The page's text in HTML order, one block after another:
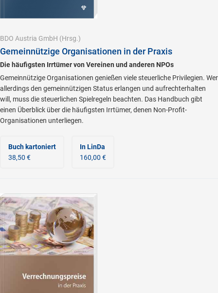
BDO Austria GmbH (Hrsg.)
Gemeinnützige Organisationen in der Praxis
Die häufigsten Irrtümer von Vereinen und anderen NPOs
Gemeinnützige Organisationen genießen viele steuerliche Privilegien. Wer
allerdings den gemeinnützigen Status erlangen und aufrechterhalten
will, muss die steuerlichen Spielregeln beachten. Das Handbuch gibt
einen Überblick über die häufigsten Irrtümer, denen Non-Profit-
Organisationen unterliegen.
Buch kartoniert
38,50 €
In LinDa
160,00 €